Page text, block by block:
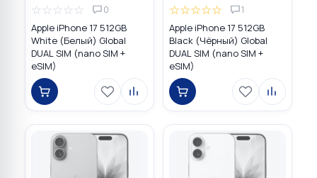
☆☆☆☆☆ 0
Apple iPhone 17 512GB
White (Белый) Global
DUAL SIM (nano SIM +
eSIM)
☆☆☆☆☆ 1
Apple iPhone 17 512GB
Black (Чёрный) Global
DUAL SIM (nano SIM +
eSIM)